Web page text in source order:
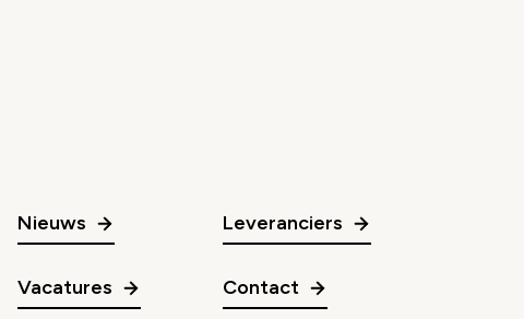
Nieuws
Vacatures
Leveranciers
Contact